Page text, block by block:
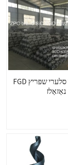
FGD אַבזאָרבער סלערי שפּריץ
נאַזאַלז